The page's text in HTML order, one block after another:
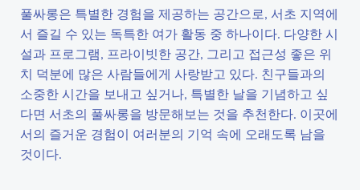
풀싸롱은 특별한 경험을 제공하는 공간으로, 서초 지역에
서 즐길 수 있는 독특한 여가 활동 중 하나이다. 다양한 시
설과 프로그램, 프라이빗한 공간, 그리고 접근성 좋은 위
치 덕분에 많은 사람들에게 사랑받고 있다. 친구들과의
소중한 시간을 보내고 싶거나, 특별한 날을 기념하고 싶
다면 서초의 풀싸롱을 방문해보는 것을 추천한다. 이곳에
서의 즐거운 경험이 여러분의 기억 속에 오래도록 남을
것이다.